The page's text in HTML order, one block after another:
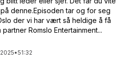
denne.Episoden tar og for seg
der vi har vært så heldige å få
Romslo Entertainment...
•51:32